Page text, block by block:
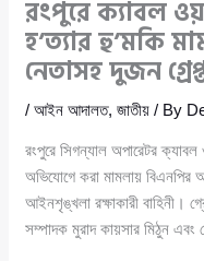
রংপুরে ক্যাবল
হ’ত্যার হু’মকি
নেতাসহ দুজন
/আইন আদালত,জাতীয় / By
রংপুরে সিগন্যাল অপারেটর
অভিযোগে করা মামলায় বিএনপির
আইনশৃঙ্খলা রক্ষাকারী বাহিনী।
সম্পাদক মুরাদ কায়সার মিঠুন এবং